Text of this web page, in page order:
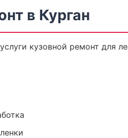
в Курган
кузовной ремонт для